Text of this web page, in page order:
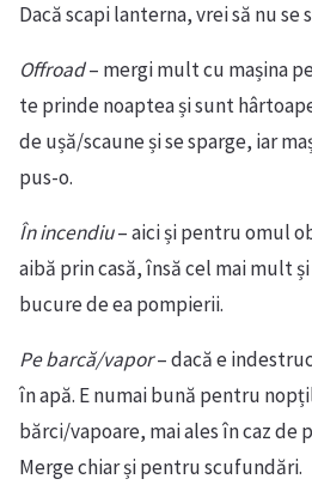
Dacă scapi lanterna, vrei să nu se
Offroad– mergi mult cu mașina
te prinde noaptea și sunt
de ușă/scaune și se sparge, iar
pus-o.
În incendiu– aici și pentru omul
aibă prin casă, însă cel mai mult
bucure de ea pompierii.
Pe barcă/vapor– dacă e
în apă. E numai bună pentru
bărci/vapoare, mai ales în caz de
Merge chiar și pentru scufundări.